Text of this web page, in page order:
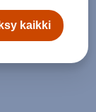
kaikki